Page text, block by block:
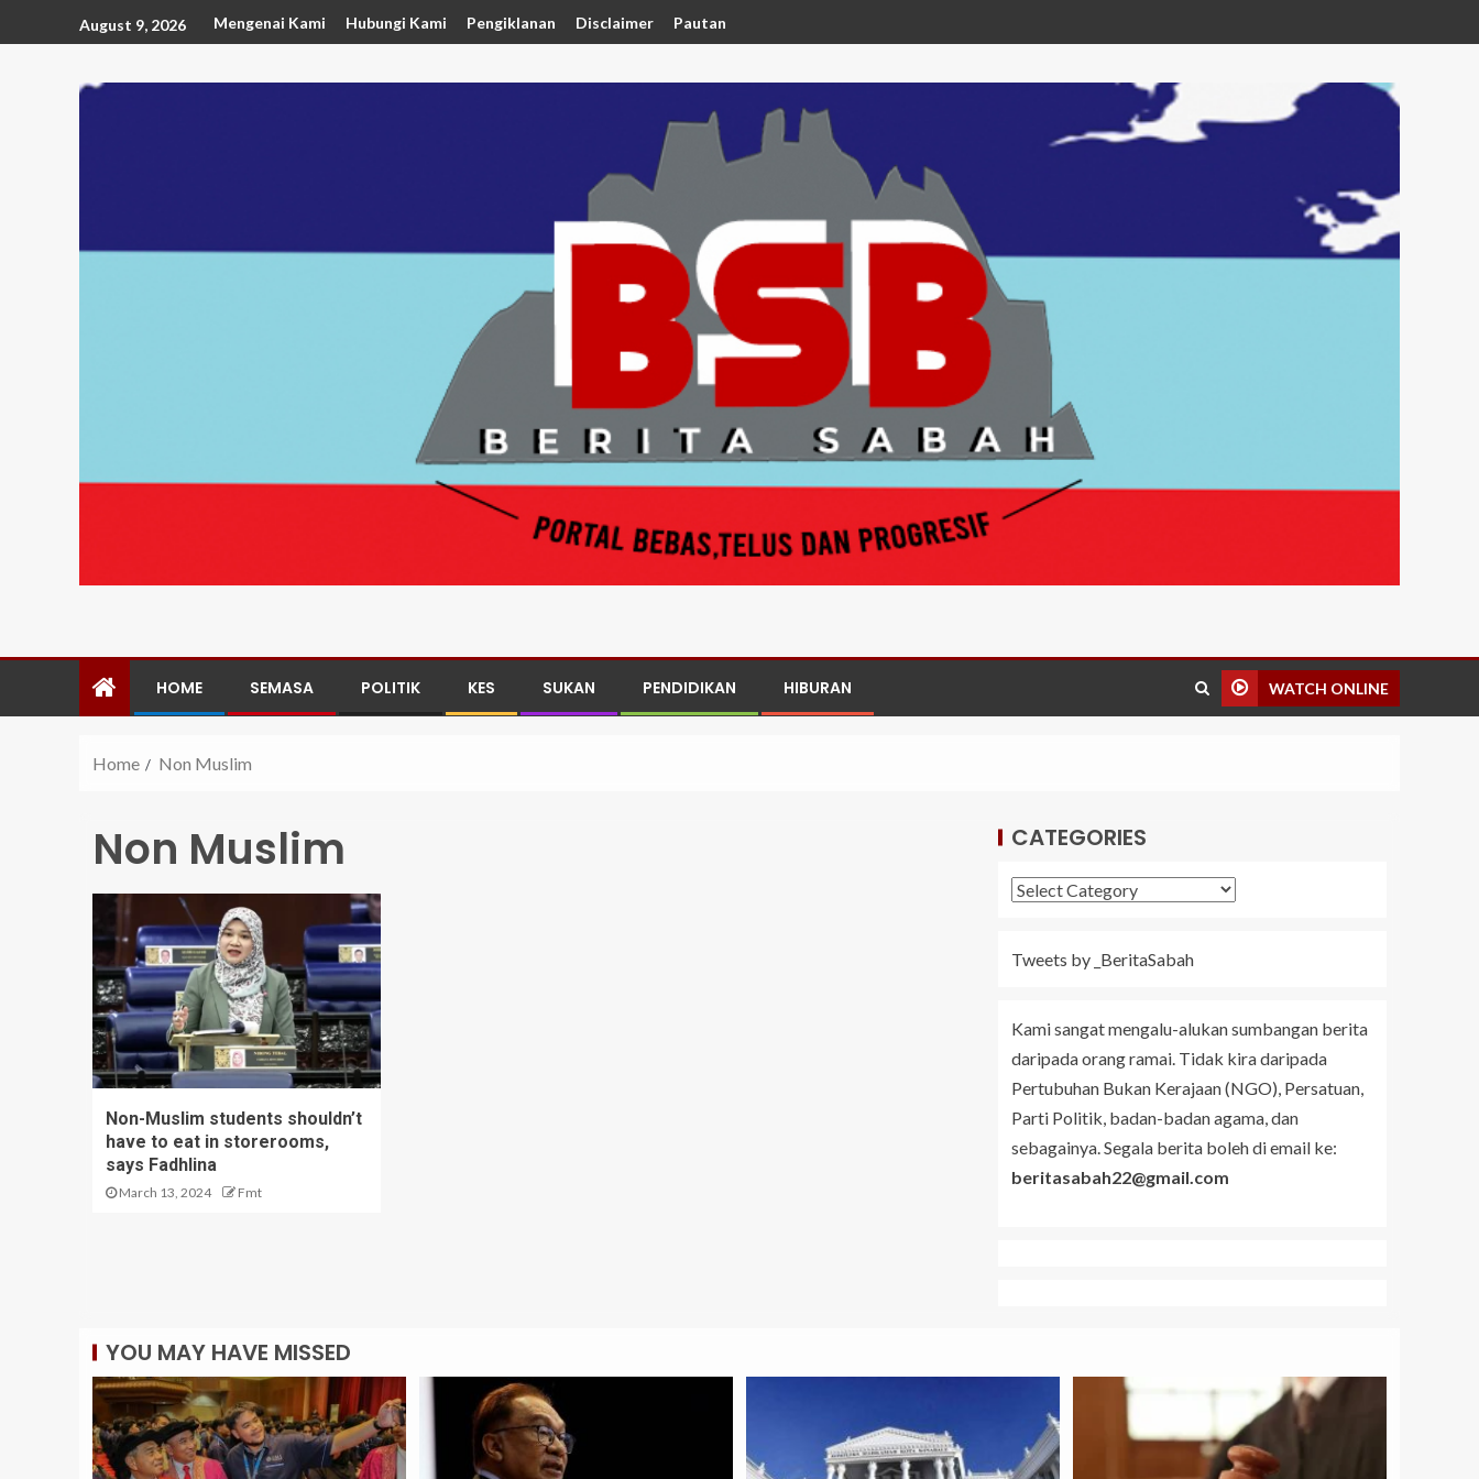
August 9, 2026 Mengenai Kami Hubungi Kami Pengiklanan Disclaimer Pautan
HOME SEMASA POLITIK KES SUKAN PENDIDIKAN HIBURAN WATCH ONLINE
Home Non Muslim
Non Muslim
Non-Muslim students shouldn’t
have to eat in storerooms,
says Fadhlina
March 13, 2024 Fmt
CATEGORIES
Tweets by _BeritaSabah
Kami sangat mengalu-alukan sumbangan berita
daripada orang ramai. Tidak kira daripada
Pertubuhan Bukan Kerajaan (NGO), Persatuan,
Parti Politik, badan-badan agama, dan
sebagainya. Segala berita boleh di email ke:
beritasabah22@gmail.com
YOU MAY HAVE MISSED